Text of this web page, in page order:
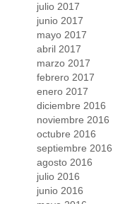
julio 2017
junio 2017
mayo 2017
abril 2017
marzo 2017
febrero 2017
enero 2017
diciembre 2016
noviembre 2016
octubre 2016
septiembre 2016
agosto 2016
julio 2016
junio 2016